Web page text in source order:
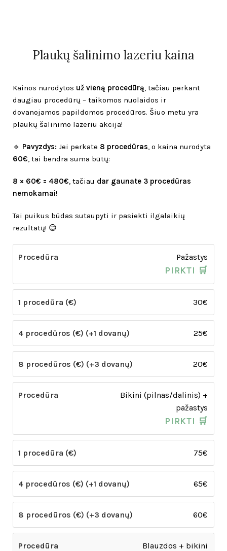
Plaukų šalinimo lazeriu kaina
Kainos nurodytos už vieną procedūrą, tačiau perkant
daugiau procedūrų – taikomos nuolaidos ir
dovanojamos papildomos procedūros. Šiuo metu yra
plaukų šalinimo lazeriu akcija!
🔹 Pavyzdys: Jei perkate 8 procedūras, o kaina nurodyta
60€, tai bendra suma būtų:
8 × 60€ = 480€, tačiau dar gaunate 3 procedūras
nemokamai!
Tai puikus būdas sutaupyti ir pasiekti ilgalaikių
rezultatų! 😊
Pažastys
PIRKTI 🛒
30€
25€
20€
Bikini (pilnas/dalinis) +
pažastys
PIRKTI 🛒
75€
65€
60€
Blauzdos + bikini